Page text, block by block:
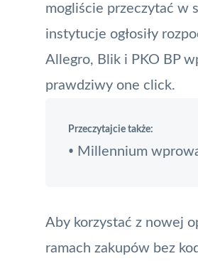
mogliście przeczytać w
instytucje ogłosiły
Allegro, Blik i PKO BP
prawdziwy one click.
Przeczytajcie także:
• Millennium
Aby korzystać z nowej
ramach zakupów bez